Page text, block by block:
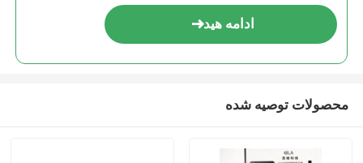
ادامه هید
محصولات توصیه شده